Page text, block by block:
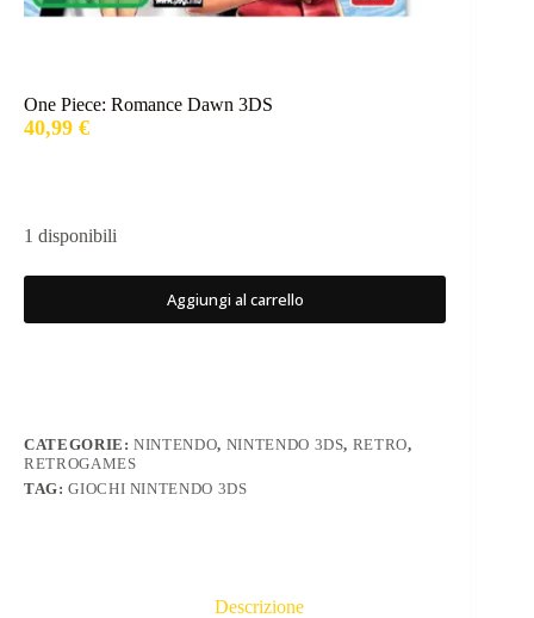
One Piece: Romance Dawn 3DS
40,99 €
1 disponibili
Aggiungi al carrello
CATEGORIE:NINTENDO, NINTENDO 3DS, RETRO,
RETROGAMES
TAG:GIOCHI NINTENDO 3DS
Descrizione